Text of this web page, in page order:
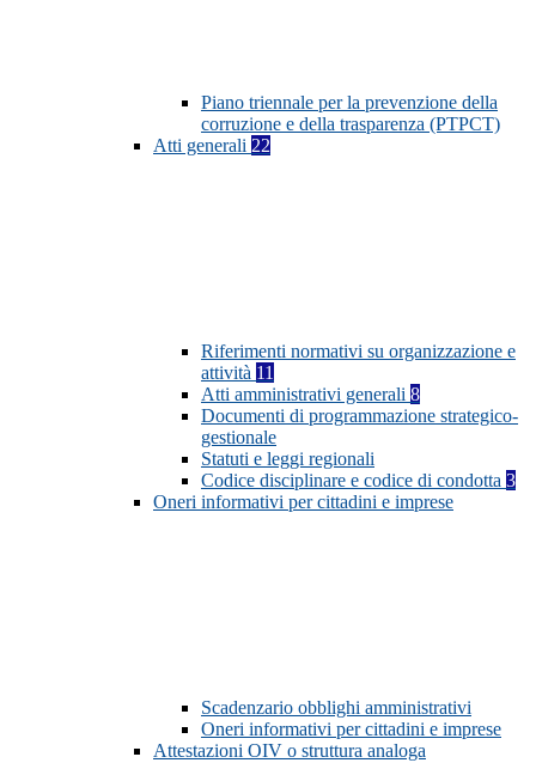
Piano triennale per la prevenzione della
corruzione e della trasparenza (PTPCT)
Atti generali 22
Riferimenti normativi su organizzazione e
attività 11
Atti amministrativi generali 8
Documenti di programmazione strategico-
gestionale
Statuti e leggi regionali
Codice disciplinare e codice di condotta 3
Oneri informativi per cittadini e imprese
Scadenzario obblighi amministrativi
Oneri informativi per cittadini e imprese
Attestazioni OIV o struttura analoga